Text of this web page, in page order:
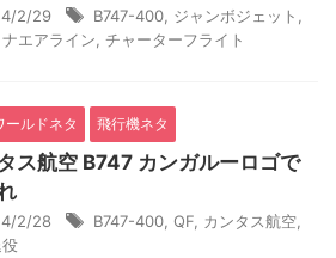
2/29 B747-400 ジャンボジェット
エアライン チャーターフライト
ールドネタ 飛行機ネタ
ス航空 B747 カンガルーロゴで
2/28 B747-400 QF カンタス航空